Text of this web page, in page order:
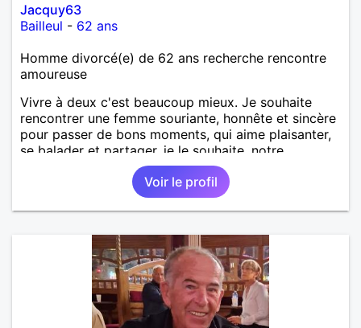
Jacquy63
Bailleul - 62 ans
Homme divorcé(e) de 62 ans recherche rencontre
amoureuse
Vivre à deux c'est beaucoup mieux. Je souhaite
rencontrer une femme souriante, honnête et sincère
pour passer de bons moments, qui aime plaisanter,
se balader et partager, je le souhaite, notre
complicité. J'aime beaucoup les chantiers de
randonnée pour se défouler, se relaxer, se détendre
et finalement prendre du bon temps. C'est difficile
de tout dire en quelques lignes. En revanche, vous
d'informations. A bientôt
Voir le profil